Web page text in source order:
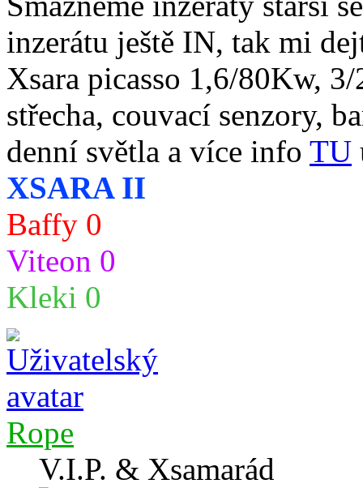
inzerátu ještě IN, tak mi
Xsara picasso 1,6/80Kw,
střecha, couvací senzory,
denní světla a více info TU
XSARA II
Baffy 0
Viteon 0
Kleki 0
Rope
V.I.P. & Xsamarád